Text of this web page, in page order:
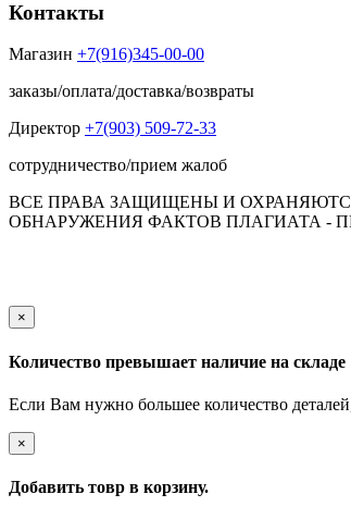
Контакты
Магазин +7(916)345-00-00
заказы/оплата/доставка/возвраты
Директор +7(903) 509-72-33
сотрудничество/прием жалоб
ВСЕ ПРАВА ЗАЩИЩЕНЫ И
ОБНАРУЖЕНИЯ ФАКТОВ ПЛАГИАТА -
×
Количество превышает наличие на складе
Если Вам нужно большее количество
×
Добавить товр в корзину.